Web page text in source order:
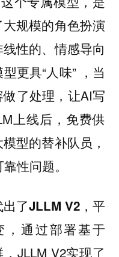
规模的角色扮演
性的、情感导向
更具“人味” ，当
了处理，让AI写
上线后，免费供
型的替补队员，
性问题。
出了JLLM V2，平
，通过部署基于
JLLM V2实现了